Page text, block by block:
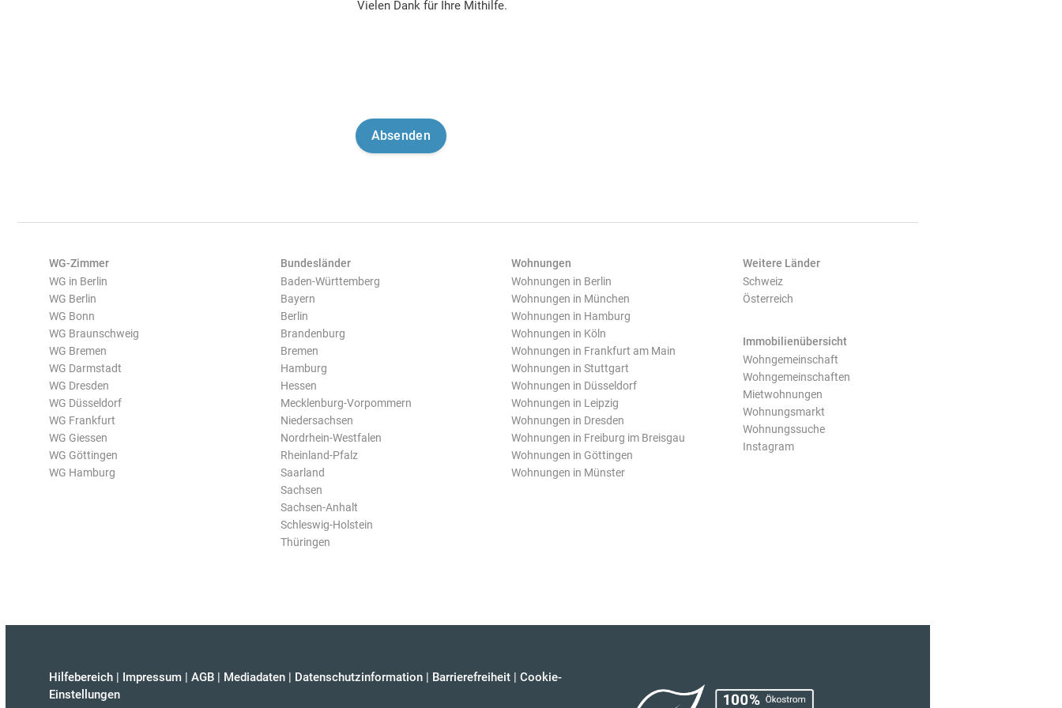
Vielen Dank für Ihre Mithilfe.
WG-Zimmer
WG in Berlin
WG Berlin
WG Bonn
WG Braunschweig
WG Bremen
WG Darmstadt
WG Dresden
WG Düsseldorf
WG Frankfurt
WG Giessen
WG Göttingen
WG Hamburg
Bundesländer
Baden-Württemberg
Bayern
Berlin
Brandenburg
Bremen
Hamburg
Hessen
Mecklenburg-Vorpommern
Niedersachsen
Nordrhein-Westfalen
Rheinland-Pfalz
Saarland
Sachsen
Sachsen-Anhalt
Schleswig-Holstein
Thüringen
Wohnungen
Wohnungen in Berlin
Wohnungen in München
Wohnungen in Hamburg
Wohnungen in Köln
Wohnungen in Frankfurt am Main
Wohnungen in Stuttgart
Wohnungen in Düsseldorf
Wohnungen in Leipzig
Wohnungen in Dresden
Wohnungen in Freiburg im Breisgau
Wohnungen in Göttingen
Wohnungen in Münster
Weitere Länder
Schweiz
Österreich
Immobilienübersicht
Wohngemeinschaft
Wohngemeinschaften
Mietwohnungen
Wohnungsmarkt
Wohnungssuche
Instagram
Hilfebereich | Impressum | AGB | Mediadaten | Datenschutzinformation | Barrierefreiheit | Cookie-
Einstellungen